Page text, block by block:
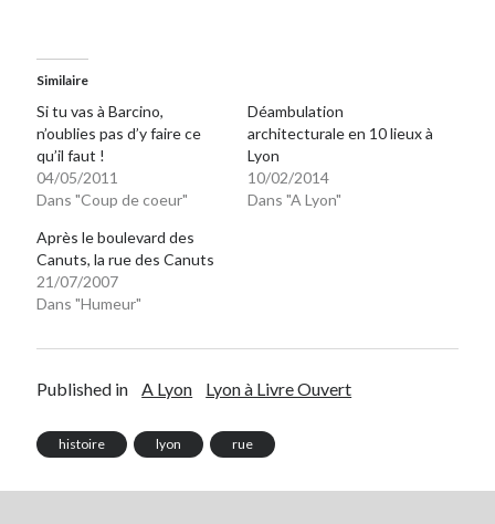
Similaire
Si tu vas à Barcino,
n’oublies pas d’y faire ce
qu’il faut !
04/05/2011
Dans "Coup de coeur"
Déambulation
architecturale en 10 lieux à
Lyon
10/02/2014
Dans "A Lyon"
Après le boulevard des
Canuts, la rue des Canuts
21/07/2007
Dans "Humeur"
Published in A Lyon Lyon à Livre Ouvert
histoire lyon rue